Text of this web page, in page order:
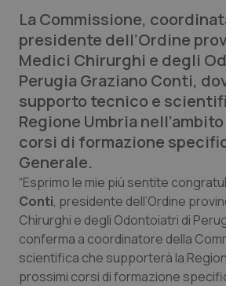
Lettere al direttore
Edizioni Regionali
QS Pro
Professionisti Sanitari.AI
Abruzzo
Basilicata
Calabria
QS Pro Gold
Artrite & artrosi
Asma & BPCO
QS Club Newsletter
La Commissione,
presidente dell’Ordine
Medici Chirurghi e degli
Perugia Graziano Conti,
supporto tecnico e
Regione Umbria
corsi di formazione
Generale.
“Esprimo le mie più sentite
Conti, presidente dell’Ordine
Chirurghi e degli Odontoiatri di
conferma a coordinatore della
scientifica che supporterà la
prossimi corsi di formazione